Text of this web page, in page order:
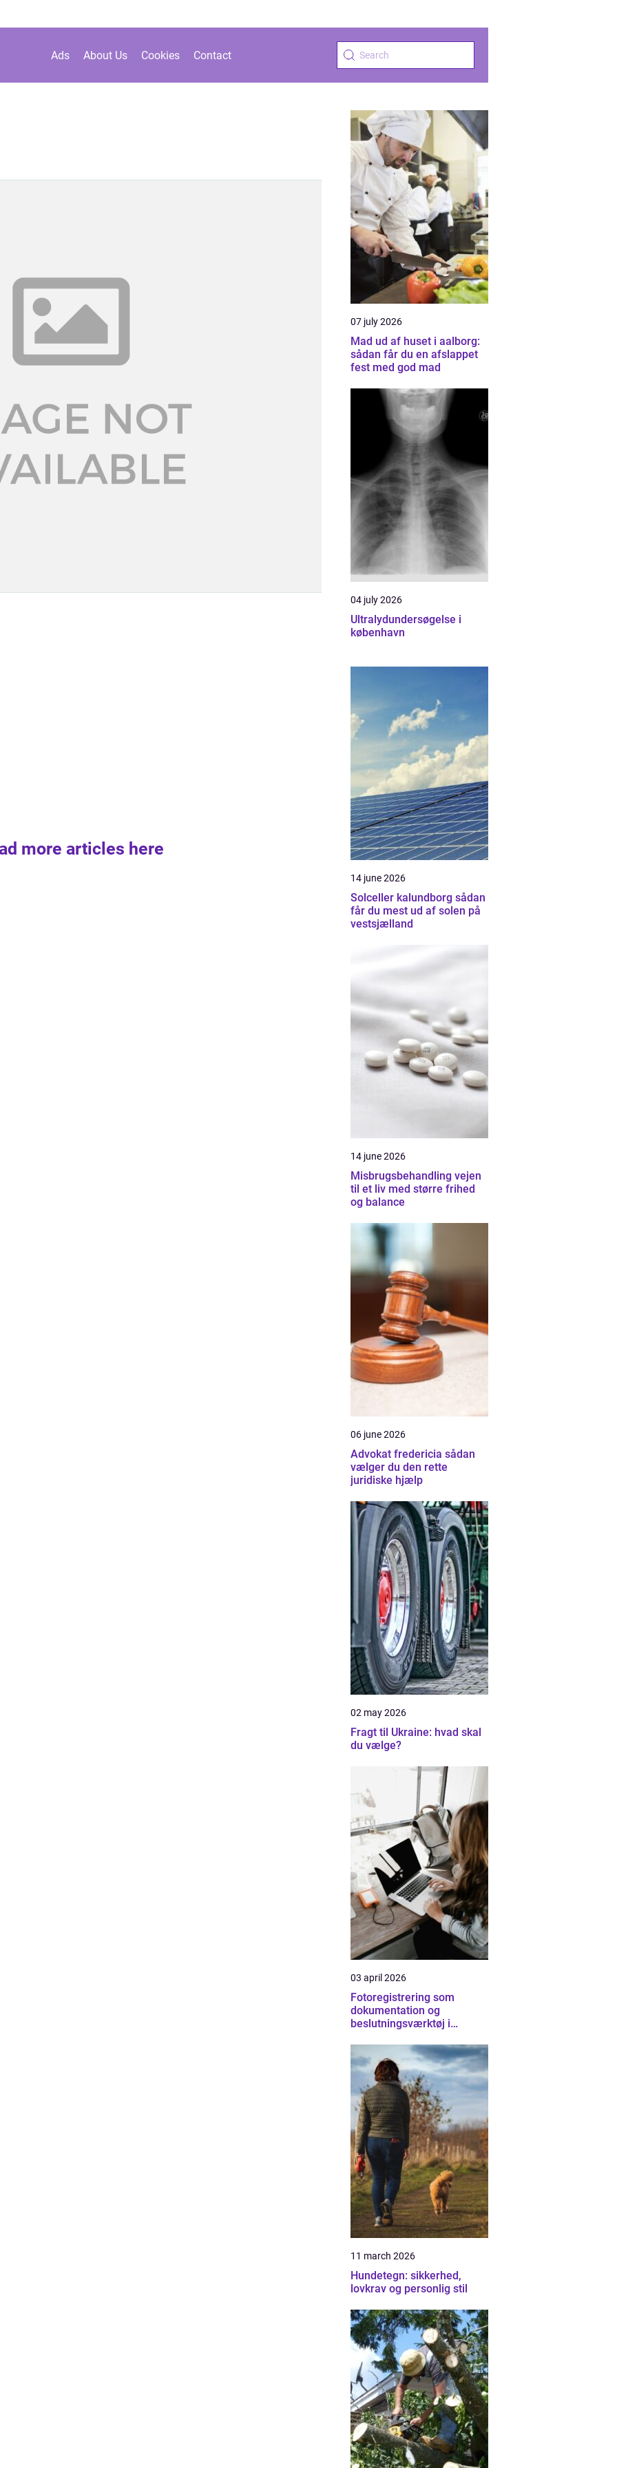
Ads About Us Cookies Contact
more articles here
07 july 2026
Mad ud af huset i aalborg:
sådan får du en afslappet
fest med god mad
04 july 2026
Ultralydundersøgelse i
københavn
14 june 2026
Solceller kalundborg sådan
får du mest ud af solen på
vestsjælland
14 june 2026
Misbrugsbehandling vejen
til et liv med større frihed
og balance
06 june 2026
Advokat fredericia sådan
vælger du den rette
juridiske hjælp
02 may 2026
Fragt til Ukraine: hvad skal
du vælge?
03 april 2026
Fotoregistrering som
dokumentation og
beslutningsværktøj i
11 march 2026
Hundetegn: sikkerhed,
lovkrav og personlig stil